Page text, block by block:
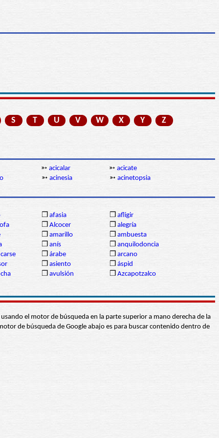
S T U V W X Y Z
➳ acicalar ➳ acicate
➳ acinesia ➳ acinetopsia
❒ afasia ❒ afligir
❒ Alcocer ❒ alegría
❒ amarillo ❒ ambuesta
❒ anís ❒ anquilodoncia
❒ árabe ❒ arcano
❒ asiento ❒ áspid
❒ avulsión ❒ Azcapotzalco
el motor de búsqueda en la parte superior a mano derecha de la
de búsqueda de Google abajo es para buscar contenido dentro de